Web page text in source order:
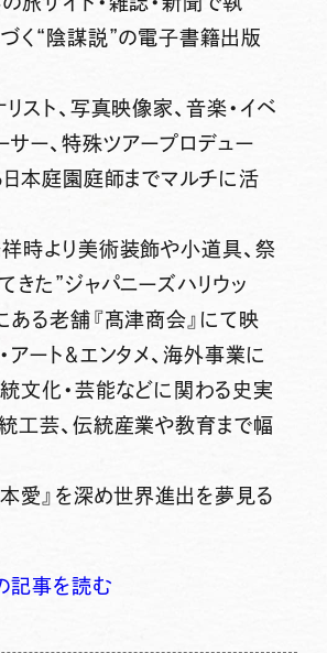
く“陰謀説”の電子書籍出版
リスト、写真映像家、音楽・イベ
サー、特殊ツアープロデュー
日本庭園庭師までマルチに活
時より美術装飾や小道具、祭
きた”ジャパニーズハリウッ
ある老舗『髙津商会』にて映
アート＆エンタメ、海外事業に
文化・芸能などに関わる史実
工芸、伝統産業や教育まで幅
本愛』を深め世界進出を夢見る
記事を読む